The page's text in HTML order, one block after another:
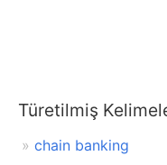
Türetilmiş
chain banking